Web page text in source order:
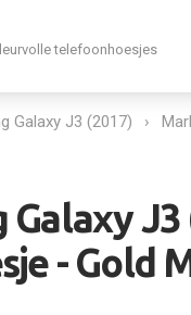
telefoonhoesjes
Galaxy J3 (2017)
Galaxy J3
- Gold